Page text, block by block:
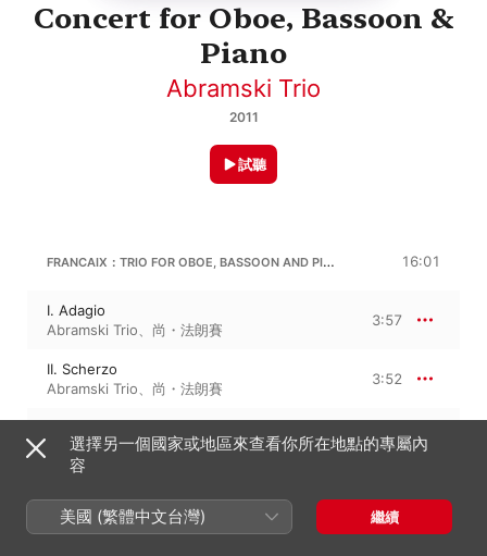
Concert for Oboe, Bassoon &
Piano
Abramski Trio
2011
試聽
FRANCAIX：TRIO FOR OBOE, BASSOON AND PIANO 16:01
I. Adagio
Abramski Trio、 尚・法朗賽
3:57
II. Scherzo
Abramski Trio、 尚・法朗賽
3:52
Abramski Trio、尚・法朗賽
3:58
Abramski Trio、尚・法朗賽
4:13
選擇另一個國家或地區來查看你所在地點的專屬內
容
美國 (繁體中文台灣) 繼續